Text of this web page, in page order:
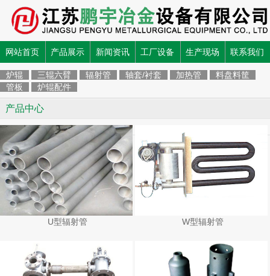
网站首页 产品展示 新闻资讯 工厂设备 生产现场 联系我们
炉辊 三辊六臂 辐射管 轴套/衬套 加热管
料盘料筐
管板
炉辊配件
产品中心
U型辐射管 W型辐射管